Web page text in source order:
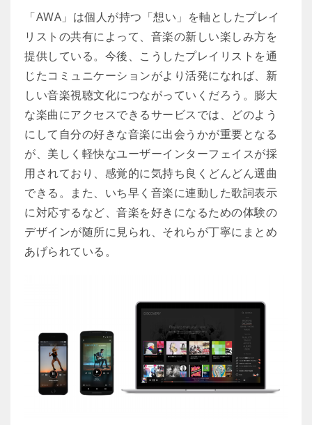
「AWA」は個人が持つ「想い」を軸としたプレイ
リストの共有によって、音楽の新しい楽しみ方を
提供している。今後、こうしたプレイリストを通
じたコミュニケーションがより活発になれば、新
しい音楽視聴文化につながっていくだろう。膨大
な楽曲にアクセスできるサービスでは、どのよう
にして自分の好きな音楽に出会うかが重要となる
が、美しく軽快なユーザーインターフェイスが採
用されており、感覚的に気持ち良くどんどん選曲
できる。また、いち早く音楽に連動した歌詞表示
に対応するなど、音楽を好きになるための体験の
デザインが随所に見られ、それらが丁寧にまとめ
あげられている。